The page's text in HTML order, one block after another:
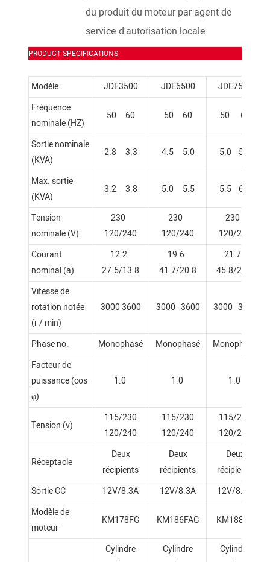
du produit du moteur par agent de
service d'autorisation locale.
PRODUCT SPECIFICATIONS
Modèle JDE3500 JDE6500
JDE7500
Fréquence
nominale (HZ)
50 60 50 60 50 60
Sortie nominale
(KVA)
2.8 3.3 4.5 5.0 5.0 5.5
Max. sortie
(KVA)
3.2 3.8 5.0 5.5 5.5 6.0
Tension
nominale (V)
230
120/240
230
120/240
230
120/240
Courant
nominal (a)
12.2
27.5/13.8
19.6
41.7/20.8
21.7
45.8/22.9
Vitesse de
rotation notée
(r / min)
3000 3600 3000 3600 3000 3600
Phase no. Monophasé Monophasé
Monophasé
Facteur de
puissance (cos
φ)
1.0 1.0 1.0
Tension (v)
115/230
120/240
115/230
120/240
115/230
120/240
Réceptacle
Deux
récipients
Deux
récipients
Deux
récipients
Sortie CC
12V/8.3A 12V/8.3A
12V/8.3A
Modèle de
moteur
KM178FG KM186FAG KM188FG
Cylindre
Cylindre
Cylindre